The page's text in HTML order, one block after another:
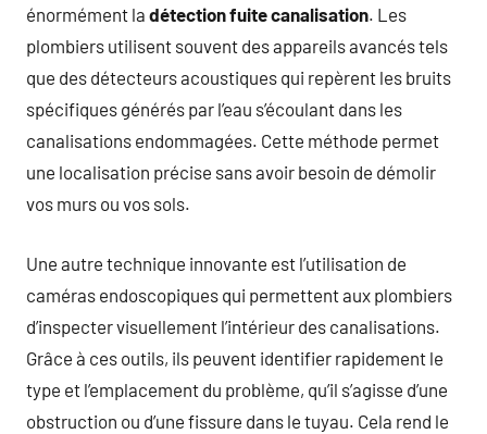
énormément la détection fuite canalisation. Les
plombiers utilisent souvent des appareils avancés tels
que des détecteurs acoustiques qui repèrent les bruits
spécifiques générés par l’eau s’écoulant dans les
canalisations endommagées. Cette méthode permet
une localisation précise sans avoir besoin de démolir
vos murs ou vos sols.
Une autre technique innovante est l’utilisation de
caméras endoscopiques qui permettent aux plombiers
d’inspecter visuellement l’intérieur des canalisations.
Grâce à ces outils, ils peuvent identifier rapidement le
type et l’emplacement du problème, qu’il s’agisse d’une
obstruction ou d’une fissure dans le tuyau. Cela rend le